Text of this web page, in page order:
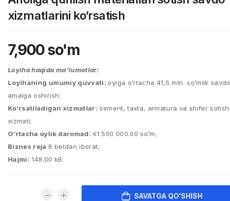
xizmatlarini ko’rsatish
7,900so'm
Loyiha haqida ma’lumotlar:
Loyihaning umumiy quvvati: oyiga o’rtacha 41,5 mln. so’mlik savdo
amalga oshirish;
Ko’rsatiladigan xizmatlar: sement, taxta, armatura va shifer sotish
xizmati;
O’rtacha oylik daromad:41 500 000.00 so’m;
Biznes reja 8 betdan iborat;
Hajmi: 148.00 kB.
SAVATGA QO'SHISH